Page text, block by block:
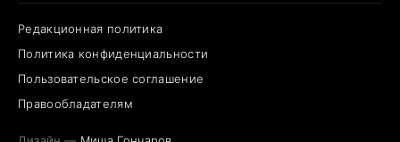
Редакционная политика
Политика конфиденциальности
Пользовательское соглашение
Правообладателям